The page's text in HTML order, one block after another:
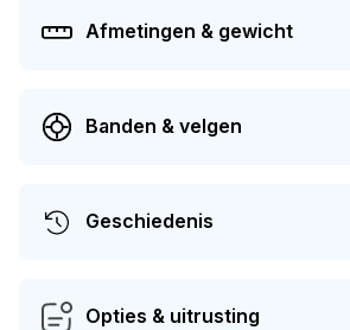
Afmetingen & gewicht
Banden & velgen
Geschiedenis
Opties & uitrusting